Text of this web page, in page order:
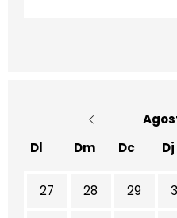
Dl
Dm Dc Dj
No hi ha cap activitat
27 28 29